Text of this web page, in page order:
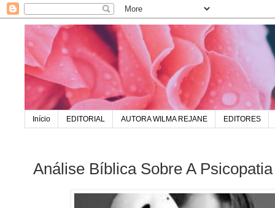
Início EDITORIAL AUTORA WILMA REJANE EDITORES
Análise Bíblica Sobre A Psicopatia